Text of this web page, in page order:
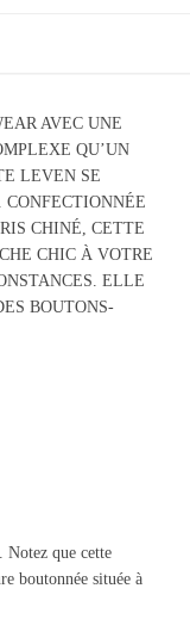
AVEC UNE
QU’UN
LEVEN SE
CHINÉ, CETTE
CHIC À VOTRE
ELLE
BOUTONS-
. Notez que cette
boutonnée située à